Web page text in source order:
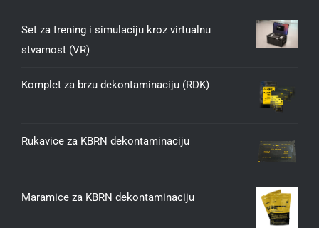
Set za trening i simulaciju kroz virtualnu
stvarnost (VR)
Komplet za brzu dekontaminaciju (RDK)
Rukavice za KBRN dekontaminaciju
Maramice za KBRN dekontaminaciju